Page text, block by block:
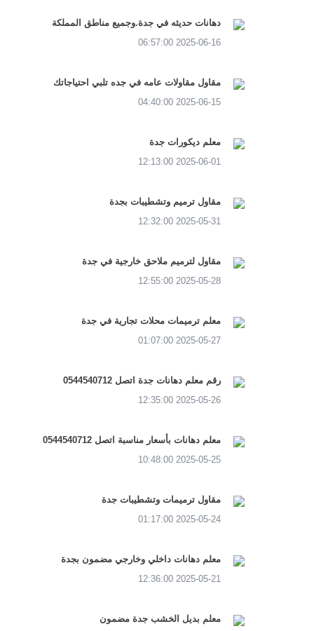
دهانات حديثه في جدة.وجميع مناطق المملكة
2025-06-16 06:57:00
مقاول مقاولات عامه في جده تلبي احتياجاتك
2025-06-15 04:40:00
معلم ديكورات جدة
2025-06-01 12:13:00
مقاول ترميم وتشطيبات بجدة
2025-05-31 12:32:00
مقاول لترميم ملاحق خارجية في جدة
2025-05-28 12:55:00
معلم ترميمات محلات تجارية في جدة
2025-05-27 01:07:00
رقم معلم دهانات جدة اتصل 0544540712
2025-05-26 12:35:00
معلم دهانات بأسعار مناسبة اتصل 0544540712
2025-05-25 10:48:00
مقاول ترميمات وتشطيبات جدة
2025-05-24 01:17:00
معلم دهانات داخلي وخارجي مضمون بجدة
2025-05-21 12:36:00
معلم بديل الخشب جدة مضمون